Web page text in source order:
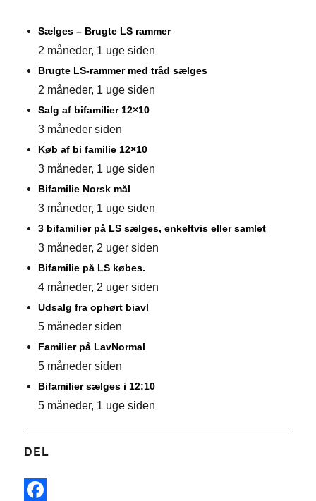
Sælges – Brugte LS rammer
2 måneder, 1 uge siden
Brugte LS-rammer med tråd sælges
2 måneder, 1 uge siden
Salg af bifamilier 12×10
3 måneder siden
Køb af bi familie 12×10
3 måneder, 1 uge siden
Bifamilie Norsk mål
3 måneder, 1 uge siden
3 bifamilier på LS sælges, enkeltvis eller samlet
3 måneder, 2 uger siden
Bifamilie på LS købes.
4 måneder, 2 uger siden
Udsalg fra ophørt biavl
5 måneder siden
Familier på LavNormal
5 måneder siden
Bifamilier sælges i 12:10
5 måneder, 1 uge siden
DEL